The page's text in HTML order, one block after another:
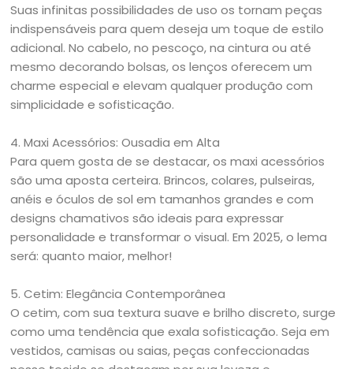
Suas infinitas possibilidades de uso os tornam peças
indispensáveis para quem deseja um toque de estilo
adicional. No cabelo, no pescoço, na cintura ou até
mesmo decorando bolsas, os lenços oferecem um
charme especial e elevam qualquer produção com
simplicidade e sofisticação.
4. Maxi Acessórios: Ousadia em Alta
Para quem gosta de se destacar, os maxi acessórios
são uma aposta certeira. Brincos, colares, pulseiras,
anéis e óculos de sol em tamanhos grandes e com
designs chamativos são ideais para expressar
personalidade e transformar o visual. Em 2025, o lema
será: quanto maior, melhor!
5. Cetim: Elegância Contemporânea
O cetim, com sua textura suave e brilho discreto, surge
como uma tendência que exala sofisticação. Seja em
vestidos, camisas ou saias, peças confeccionadas